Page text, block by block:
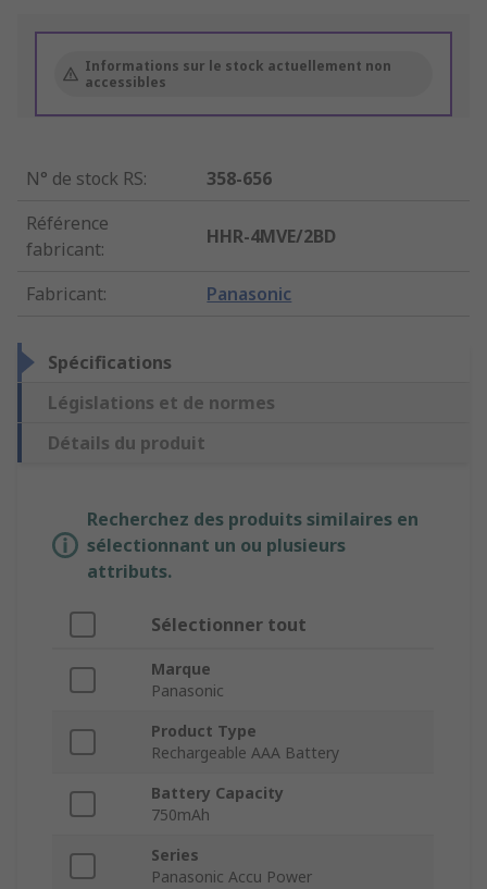
Informations sur le stock actuellement non
accessibles
N° de stock RS:
358-656
Référence
fabricant:
HHR-4MVE/2BD
Fabricant: Panasonic
Spécifications
Législations et de normes
Détails du produit
Recherchez des produits similaires en
sélectionnant un ou plusieurs
attributs.
Sélectionner tout
Marque
Panasonic
Product Type
Rechargeable AAA Battery
Battery Capacity
750mAh
Series
Panasonic Accu Power